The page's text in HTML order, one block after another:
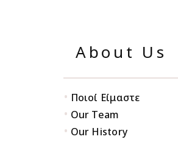
About Us
• Ποιοί Είμαστε
• Our Team
• Our History